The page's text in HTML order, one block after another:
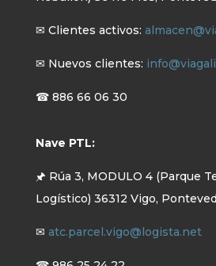
✉ Clientes activos:
✉ Nuevos clientes:
☎ 886 66 06 30
Nave PTL:
🖈 Rúa 3, MODULO 4 (Parque
Logístico) 36312 Vigo,
✉ atc.parcel.vigo@logista.net